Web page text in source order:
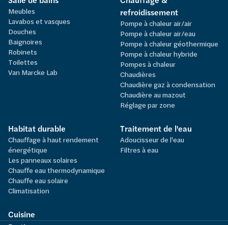
Meubles
Lavabos et vasques
Douches
Baignoires
Robinets
Toilettes
Van Marcke Lab
refroidissement
Pompe à chaleur air/air
Pompe à chaleur air/eau
Pompe à chaleur géothermique
Pompe à chaleur hybride
Pompes à chaleur
Chaudières
Chaudière gaz à condensation
Chaudière au mazout
Réglage par zone
Habitat durable
Chauffage à haut rendement
énergétique
Les panneaux solaires
Chauffe eau thermodynamique
Chauffe eau solaire
Climatisation
Traitement de l'eau
Adoucisseur de l'eau
Filtres à eau
Cuisine